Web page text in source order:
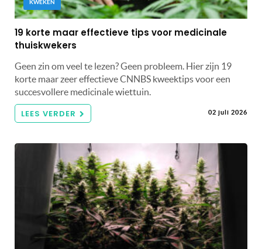
KWEKEN
19 korte maar effectieve tips voor medicinale
thuiskwekers
Geen zin om veel te lezen? Geen probleem. Hier zijn 19
korte maar zeer effectieve CNNBS kweektips voor een
succesvollere medicinale wiettuin.
LEES VERDER 02 juli 2026